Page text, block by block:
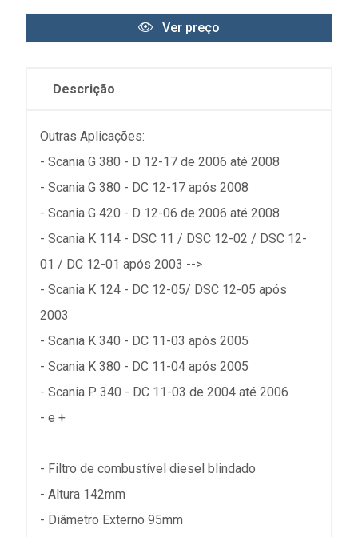
Ver preço
Descrição
Outras Aplicações:
- Scania G 380 - D 12-17 de 2006 até 2008
- Scania G 380 - DC 12-17 após 2008
- Scania G 420 - D 12-06 de 2006 até 2008
- Scania K 114 - DSC 11 / DSC 12-02 / DSC 12-
01 / DC 12-01 após 2003 -->
- Scania K 124 - DC 12-05/ DSC 12-05 após
2003
- Scania K 340 - DC 11-03 após 2005
- Scania K 380 - DC 11-04 após 2005
- Scania P 340 - DC 11-03 de 2004 até 2006
- e +
- Filtro de combustível diesel blindado
- Altura 142mm
- Diâmetro Externo 95mm